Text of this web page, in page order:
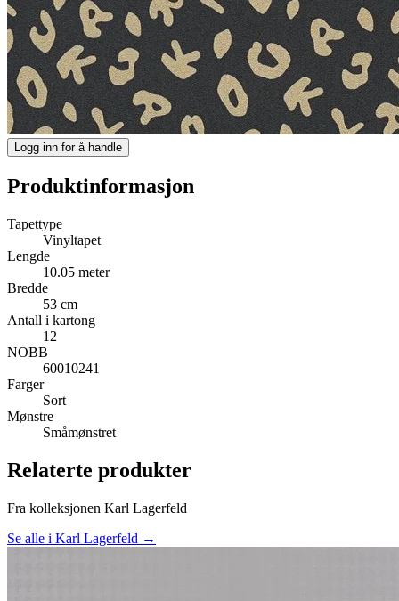
Logg inn for å handle
Produktinformasjon
Tapettype
Vinyltapet
Lengde
10.05 meter
Bredde
53 cm
Antall i kartong
12
NOBB
60010241
Farger
Sort
Mønstre
Småmønstret
Relaterte produkter
Fra kolleksjonen Karl Lagerfeld
Se alle i Karl Lagerfeld →